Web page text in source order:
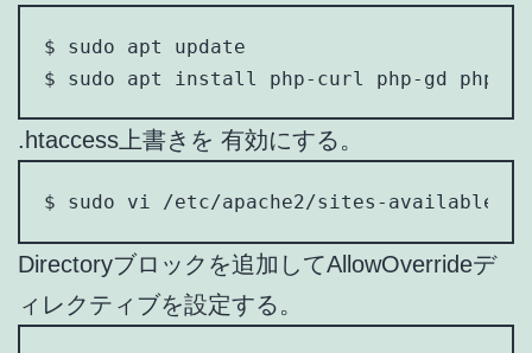
$ sudo apt update
$ sudo apt install php-curl php-gd php-
.htaccess上書きを 有効にする。
$ sudo vi /etc/apache2/sites-available/
Directoryブロックを追加してAllowOverrideデ
ィレクティブを設定する。